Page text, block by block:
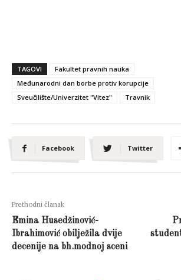
TAGOVI
Fakultet pravnih nauka
Međunarodni dan borbe protiv korupcije
Sveučilište/Univerzitet "Vitez"
Travnik
Facebook Twitter
Prethodni članak
Emina Husedžinović-
Ibrahimović obilježila dvije
decenije na bh.modnoj sceni